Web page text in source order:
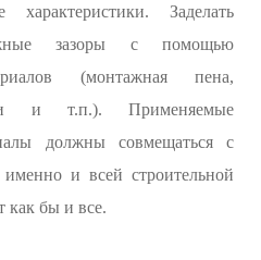
Заделать
зазоры с помощью
(монтажная пена,
и т.п.). Применяемые
должны совмещаться с
и всей строительной
как бы и все.